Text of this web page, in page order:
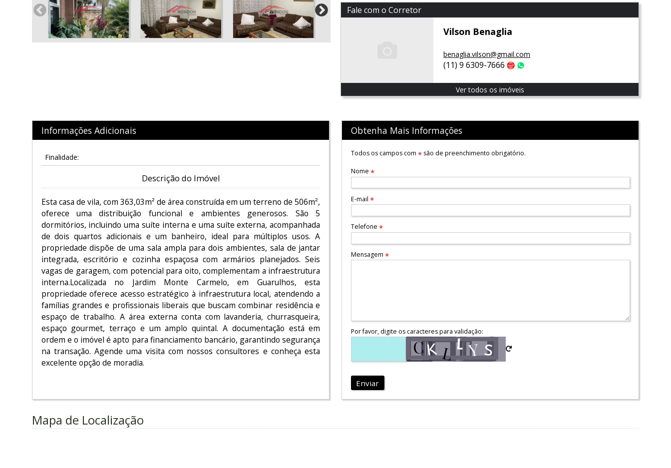
Fale com o Corretor
Vilson Benaglia
benaglia.vilson@gmail.com
(11) 9 6309-7666 Claro
Ver todos os imóveis
Informações Adicionais
Finalidade:
Descrição do Imóvel
Esta casa de vila, com 363,03m² de área construída em um terreno de 506m²,
oferece uma distribuição funcional e ambientes generosos. São 5
dormitórios, incluindo uma suíte interna e uma suíte externa, acompanhada
de dois quartos adicionais e um banheiro, ideal para múltiplos usos. A
propriedade dispõe de uma sala ampla para dois ambientes, sala de jantar
integrada, escritório e cozinha espaçosa com armários planejados. Seis
vagas de garagem, com potencial para oito, complementam a infraestrutura
interna.Localizada no Jardim Monte Carmelo, em Guarulhos, esta
propriedade oferece acesso estratégico à infraestrutura local, atendendo a
famílias grandes e profissionais liberais que buscam combinar residência e
espaço de trabalho. A área externa conta com lavanderia, churrasqueira,
espaço gourmet, terraço e um amplo quintal. A documentação está em
ordem e o imóvel é apto para financiamento bancário, garantindo segurança
na transação. Agende uma visita com nossos consultores e conheça esta
excelente opção de moradia.
Obtenha Mais Informações
Todos os campos com *são de preenchimento obrigatório.
Nome *
E-mail *
Telefone *
Mensagem *
Por favor, digite os caracteres para validação:
Enviar
Mapa de Localização